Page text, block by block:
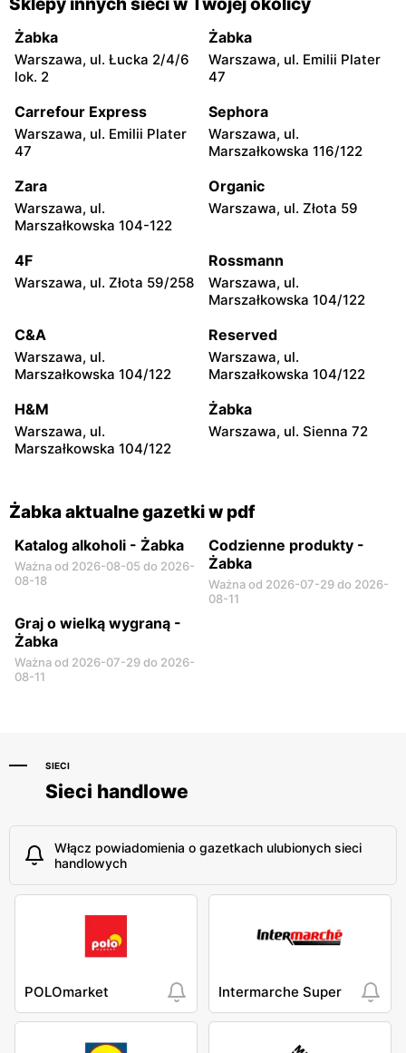
Żabka
Łódź, ul. Żurawia 14
Żabka
Warszawa, ul. Żurawia 18
Żabka Żabka
104
Żabka
2
Żabka
Żabka
Chałubińskiego 8
Żabka
Żabka
4
Żabka
Żabka Żabka
Żabka
Warszawa, ul. Prosta 2/14
Żabka
Sklepy innych sieci w Twojej okolicy
Żabka
Warszawa, ul. Łucka 2/4/6
lok. 2
Żabka
Warszawa, ul. Emilii Plater
47
Carrefour Express
Warszawa, ul. Emilii Plater
47
Sephora
Warszawa, ul.
Marszałkowska 116/122
Zara
Warszawa, ul.
Marszałkowska 104-122
Organic
Warszawa, ul. Złota 59
4F
Warszawa, ul. Złota 59/258
Rossmann
Warszawa, ul.
Marszałkowska 104/122
C&A
Warszawa, ul.
Marszałkowska 104/122
Reserved
Warszawa, ul.
Marszałkowska 104/122
H&M
Warszawa, ul.
Marszałkowska 104/122
Żabka
Warszawa, ul. Sienna 72
Żabka aktualne gazetki w pdf
Katalog alkoholi - Żabka
Ważna od 2026-08-05 do 2026-
08-18
Codzienne produkty -
Żabka
Ważna od 2026-07-29 do 2026-
08-11
Graj o wielką wygraną -
Żabka
Ważna od 2026-07-29 do 2026-
08-11
SIECI
Sieci handlowe
Włącz powiadomienia o gazetkach ulubionych sieci
handlowych
POLOmarket Intermarche Super